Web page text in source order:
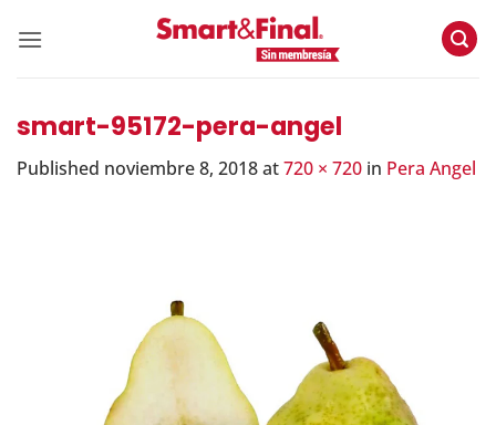
smart-95172-pera-angel
Published noviembre 8, 2018at720 × 720 in Pera Angel